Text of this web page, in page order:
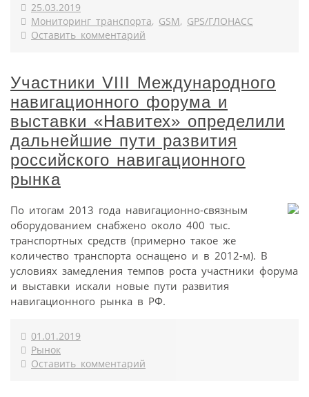
25.03.2019
Мониторинг транспорта, GSM, GPS/ГЛОНАСС
Оставить комментарий
Участники VIII Международного
навигационного форума и
выставки «Навитех» определили
дальнейшие пути развития
российского навигационного
рынка
По итогам 2013 года навигационно-связным
оборудованием снабжено около 400 тыс.
транспортных средств (примерно такое же
количество транспорта оснащено и в 2012-м). В
условиях замедления темпов роста участники форума
и выставки искали новые пути развития
навигационного рынка в РФ.
01.01.2019
Рынок
Оставить комментарий